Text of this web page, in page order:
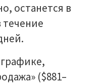
останется в
течение
($881–